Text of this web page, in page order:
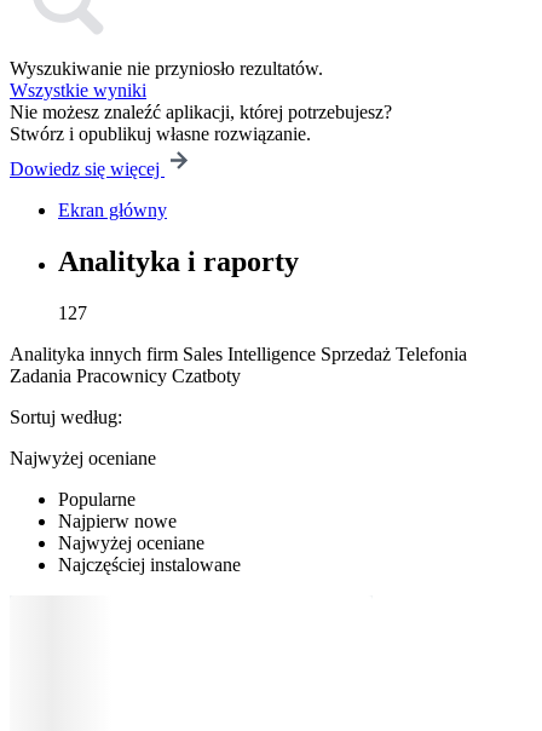
Wyszukiwanie nie przyniosło rezultatów.
Wszystkie wyniki
Nie możesz znaleźć aplikacji, której potrzebujesz?
Stwórz i opublikuj własne rozwiązanie.
Dowiedz się więcej
Ekran główny
Analityka i raporty
127
Analityka innych firm Sales Intelligence Sprzedaż Telefonia
Zadania Pracownicy Czatboty
Sortuj według:
Najwyżej oceniane
Popularne
Najpierw nowe
Najwyżej oceniane
Najczęściej instalowane